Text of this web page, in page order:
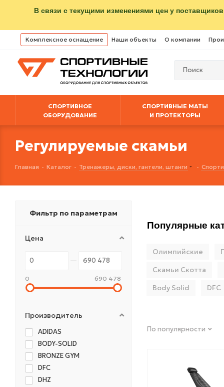
В связи с текущими изменениями цен у
Комплексное оснащение Наши объекты О компании
СПОРТИВНОЕ
ОБОРУДОВАНИЕ
СПОРТИВНЫЕ МАТЫ
И ПРОТЕКТОРЫ
Регулируемые скамьи
Главная - Каталог - Тренажеры, диски, гантели, штанги -
Популярные
Олимпийские
Скамьи Скотта
Body Solid
DFC
По популярности
Фильтр по параметрам
Цена
0 690 478
Производитель
ADIDAS
BODY-SOLID
BRONZE GYM
DFC
DHZ